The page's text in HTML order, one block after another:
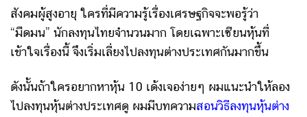
สังคมผู้สูงอายุ ใครที่มีความรู้เรื่องเศรษฐกิจจะพอรู้ว่า
“มืดมน” นักลงทุนไทยจำนวนมาก โดยเฉพาะเซียนหุ้นที่
เข้าใจเรื่องนี้ จึงเริ่มเลี่ยงไปลงทุนต่างประเทศกันมากขึ้น
ดังนั้นถ้าใครอยากหาหุ้น 10 เด้งเจอง่ายๆ ผมแนะนำให้ลอง
ไปลงทุนหุ้นต่างประเทศดู ผมมีบทความสอนวิธีลงทุนหุ้นต่าง